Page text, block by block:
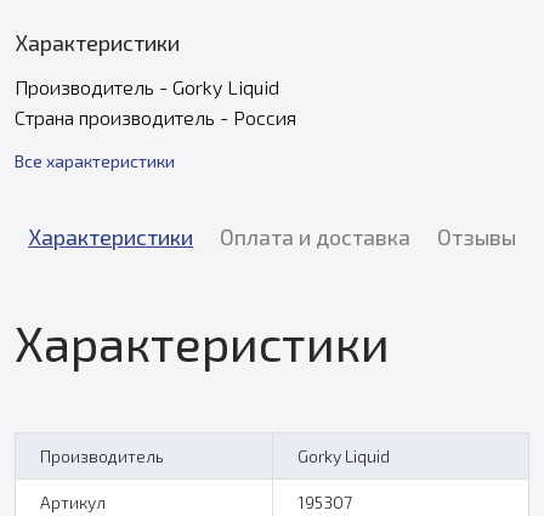
Характеристики
Производитель - Gorky Liquid
Страна производитель - Россия
Все характеристики
Характеристики Оплата и доставка Отзывы
Характеристики
Производитель Gorky Liquid
Артикул 195307